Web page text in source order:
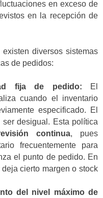
en exceso de
en la recepción de
diversos sistemas
de pedidos:
fija de pedido: El
cuando el inventario
especificado. El
desigual. Esta política
continua, pues
frecuentemente para
el punto de pedido. En
cierto margen o stock
del nivel máximo de